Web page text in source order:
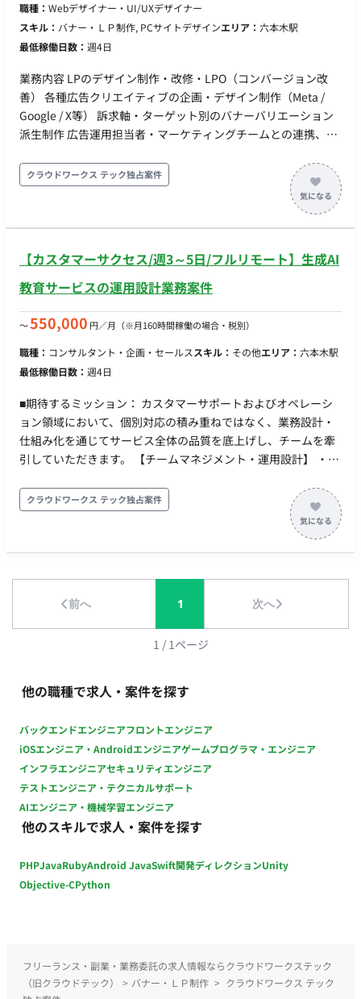
職種： Webデザイナー・UI/UXデザイナー
スキル： バナー・ＬＰ制作, PCサイトデザインエリア： 六本木駅
最低稼働日数： 週4日
業務内容 LPのデザイン制作・改修・LPO（コンバージョン改
善） 各種広告クリエイティブの企画・デザイン制作（Meta /
Google / X等） 訴求軸・ターゲット別のバナーバリエーション
派生制作 広告運用担当者・マーケティングチームとの連携、配
ザイン制作・素材生成の効率化 ■期待するミッション： 「かっ
こいい」だけではなく、配信結果や数値指標に基づいた「コン
バージョン（CV）するデザイン」を追求し、スピードと品質を
両立しながらプロダクトのグロースに貢献していただきます。
改修、およびLPO（コンバージョン率最適化） ・Meta、
Google、Xなどの各種広告クリエイティブの企画およびデザイ
作 ・広告運用担当者やマーケティングチームと連携し、配信結
Midjourney等の生成AIツールを活用したデザイン制作、素材生
成の効率化 ■開発環境： ・プログラミング言語・FW・DB・イ
Midjourney, Adobe Firefly (※コーディングが発生する場合は
HTML, CSS) ・稼働量：週３～４日（月80h〜120h程度想定）
クラウドワークス テック独占案件
【カスタマーサクセス/週3～5日/フルリモート】生成AI
教育サービスの運用設計業務案件
〜550,000 円／月 （※月160時間稼働の場合・税別）
職種： コンサルタント・企画・セールススキル： その他エリア： 六本木駅
最低稼働日数： 週4日
■期待するミッション： カスタマーサポートおよびオペレーシ
ョン領域において、個別対応の積み重ねではなく、業務設計・
仕組み化を通じてサービス全体の品質を底上げし、チームを牽
引していただきます。 【チームマネジメント・運用設計】 ・メ
対応手順書の整備、品質基準の設定 ・応答時間・解決率・チー
ム稼働率などの数値モニタリングと業務改善 ・カスタマーサポ
領収書発行・退会処理・返金対応・メールアドレス変更等の各
の学習管理システムへの入稿】 ・講師の契約書作成・シフト調
整 ・会員管理システムへの登録作業・サーバー関連エラーの一
次対応 ・イベント関連オペレーション 【ユーザーへの事前案
ベントの当日立ち合い 稼働量：週25〜35時間程度（週3〜5日
相当）
クラウドワークス テック独占案件
前へ 1 次へ
1 / 1ページ
他の職種で求人・案件を探す
バックエンドエンジニアフロントエンジニア
iOSエンジニア・Androidエンジニアゲームプログラマ・エンジニア
インフラエンジニアセキュリティエンジニア
テストエンジニア・テクニカルサポート
AIエンジニア・機械学習エンジニア
他のスキルで求人・案件を探す
PHPJavaRubyAndroid JavaSwift開発ディレクションUnity
Objective-CPython
フリーランス・副業・業務委託の求人情報ならクラウドワークステック
（旧クラウドテック）
> バナー・ＬＰ制作 > クラウドワークス テック